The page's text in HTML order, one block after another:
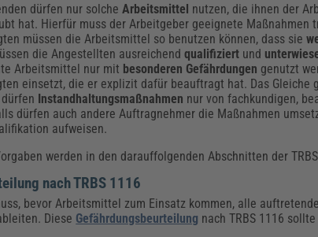
dürfen nur solcheArbeitsmittel nutzen, die ihnen der
hat. Hierfür muss der Arbeitgeber geeignete Maßnahmen
müssen die Arbeitsmittel so benutzen können, dass sie
die Angestellten ausreichendqualifiziert und
Arbeitsmittel nur mit besonderen Gefährdungen genutzt
einsetzt, die er explizit dafür beauftragt hat. Das
Instandhaltungsmaßnahmen nur von fachkundigen,
dürfen auch andere Auftragnehmer die Maßnahmen
aufweisen.
werden in den darauffolgenden Abschnitten der
nach TRBS 1116
bevor Arbeitsmittel zum Einsatz kommen, alle
Diese Gefährdungsbeurteilung nach TRBS 1116